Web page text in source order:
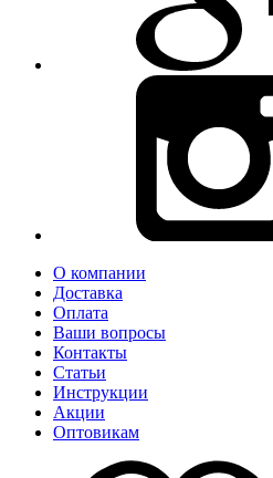
О компании
Доставка
Оплата
Ваши вопросы
Контакты
Статьи
Инструкции
Акции
Оптовикам